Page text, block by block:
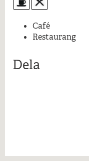
Café
Restaurang
Dela